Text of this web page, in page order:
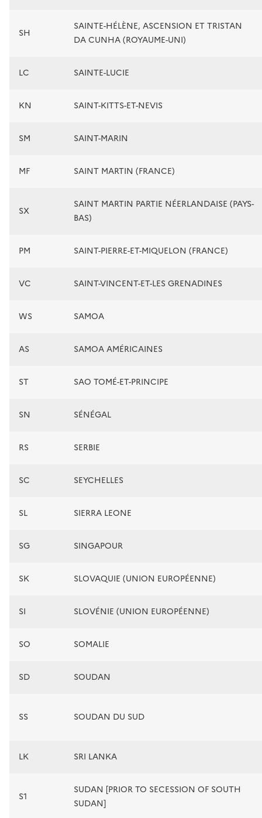
SH
SAINTE-HÉLÈNE, ASCENSION ET TRISTAN
DA CUNHA (ROYAUME-UNI)
LC SAINTE-LUCIE
KN SAINT-KITTS-ET-NEVIS
SM SAINT-MARIN
MF SAINT MARTIN (FRANCE)
SX
SAINT MARTIN PARTIE NÉERLANDAISE (PAYS-
BAS)
PM SAINT-PIERRE-ET-MIQUELON (FRANCE)
VC SAINT-VINCENT-ET-LES GRENADINES
WS SAMOA
AS SAMOA AMÉRICAINES
ST SAO TOMÉ-ET-PRINCIPE
SN SÉNÉGAL
RS SERBIE
SC SEYCHELLES
SL SIERRA LEONE
SG SINGAPOUR
SK SLOVAQUIE (UNION EUROPÉENNE)
SI SLOVÉNIE (UNION EUROPÉENNE)
SO SOMALIE
SD SOUDAN
SS SOUDAN DU SUD
LK SRI LANKA
S1
SUDAN [PRIOR TO SECESSION OF SOUTH
SUDAN]